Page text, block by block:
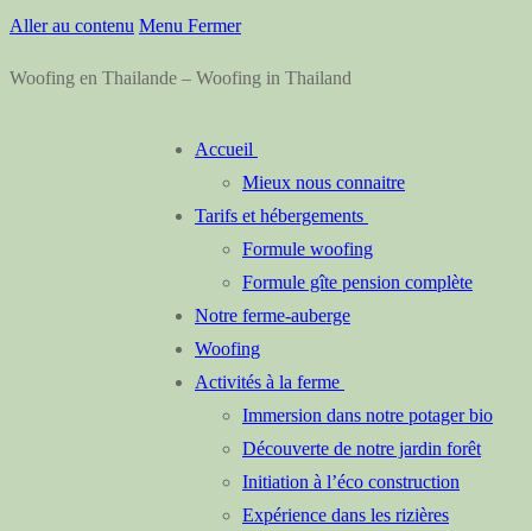
Aller au contenu Menu Fermer
Woofing en Thailande – Woofing in Thailand
Accueil
Mieux nous connaitre
Tarifs et hébergements
Formule woofing
Formule gîte pension complète
Notre ferme-auberge
Woofing
Activités à la ferme
Immersion dans notre potager bio
Découverte de notre jardin forêt
Initiation à l’éco construction
Expérience dans les rizières